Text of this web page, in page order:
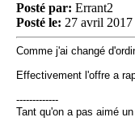
Posté par: Errant2
Posté le: 27 avril 2017
Comme j'ai changé
Effectivement l'offre a
-------------
Tant qu'on a pas aimé